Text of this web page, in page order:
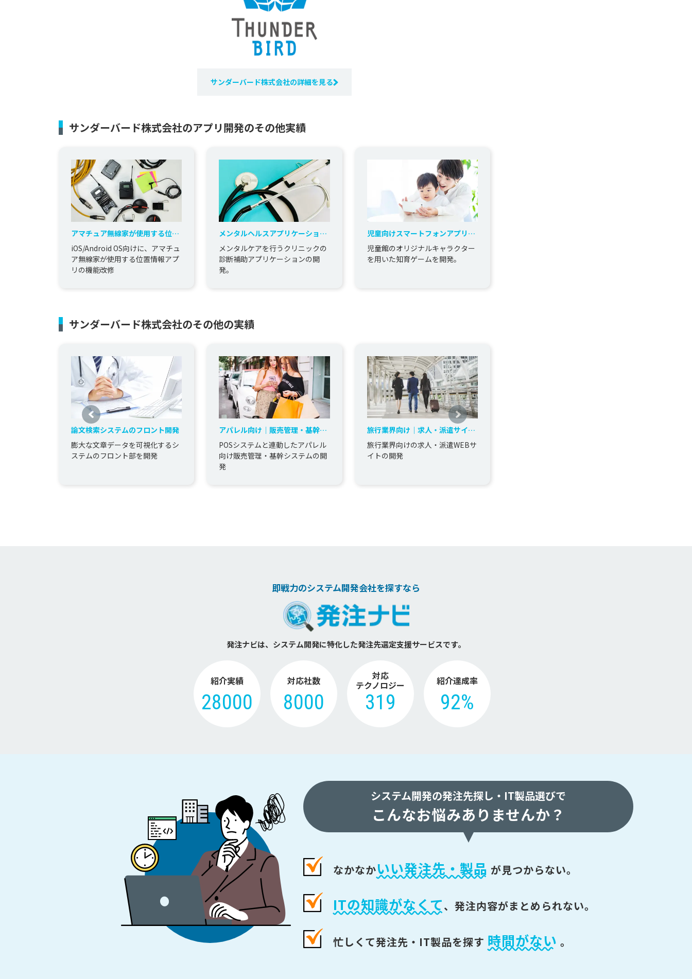
サンダーバード株式会社の詳細を見る
サンダーバード株式会社のアプリ開発のその他実績
アマチュア無線家が使用する位置
情報アプリの機能改修
iOS/Android OS向けに、アマチュ
ア無線家が使用する位置情報アプ
リの機能改修
メンタルヘルスアプリケーション
の開発
メンタルケアを行うクリニックの
診断補助アプリケーションの開
発。
児童向けスマートフォンアプリケ
ーションの開発
児童館のオリジナルキャラクター
を用いた知育ゲームを開発。
サンダーバード株式会社のその他の実績
論文検索システムのフロント開発
膨大な文章データを可視化するシ
ステムのフロント部を開発
アパレル向け｜販売管理・基幹シ
ステムの開発
POSシステムと連動したアパレル
向け販売管理・基幹システムの開
発
旅行業界向け｜求人・派遣サイト
の開発
旅行業界向けの求人・派遣WEBサ
イトの開発
即戦力のシステム開発会社を探すなら
発注ナビは、システム開発に特化した発注先選定支援サービスです。
紹介実績
28000
対応社数
8000
対応
テクノロジー
319
紹介達成率
92%
システム開発の発注先探し・ IT製品選びで
こんなお悩みありませんか？
なかなかいい発注先・製品 が見つからない。
ITの知識がなくて、 発注内容がまとめられない。
忙しくて発注先・IT製品を探す 時間がない 。